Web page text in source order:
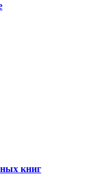
книг